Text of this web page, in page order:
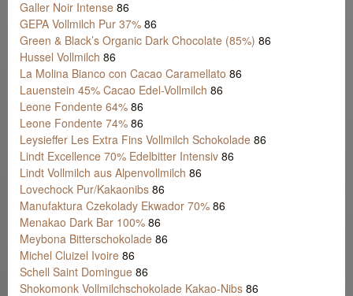
Galler Noir Intense 86
GEPA Vollmilch Pur 37% 86
Green & Black’s Organic Dark Chocolate (85%) 86
Hussel Vollmilch 86
La Molina Bianco con Cacao Caramellato 86
Lauenstein 45% Cacao Edel-Vollmilch 86
Leone Fondente 64% 86
Leone Fondente 74% 86
Leysieffer Les Extra Fins Vollmilch Schokolade 86
Lindt Excellence 70% Edelbitter Intensiv 86
Lindt Vollmilch aus Alpenvollmilch 86
Lovechock Pur/Kakaonibs 86
Manufaktura Czekolady Ekwador 70% 86
Menakao Dark Bar 100% 86
Meybona Bitterschokolade 86
Michel Cluizel Ivoire 86
Schell Saint Domingue 86
Shokomonk Vollmilchschokolade Kakao-Nibs 86